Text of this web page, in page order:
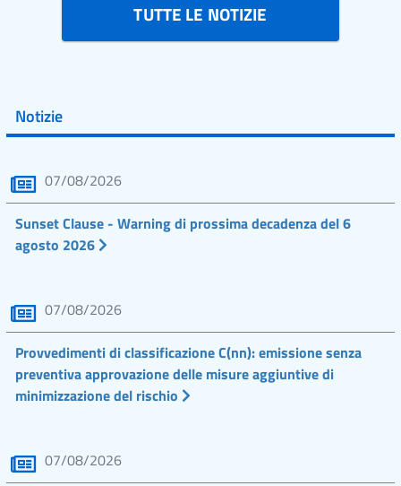
TUTTE LE NOTIZIE
Notizie
07/08/2026
Sunset Clause - Warning di prossima decadenza del 6
agosto 2026
07/08/2026
Provvedimenti di classificazione C(nn): emissione senza
preventiva approvazione delle misure aggiuntive di
minimizzazione del rischio
07/08/2026